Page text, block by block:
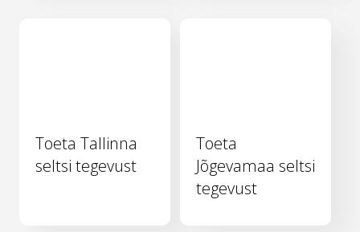
Toeta Tallinna
seltsi tegevust
Toeta
Jõgevamaa seltsi
tegevust